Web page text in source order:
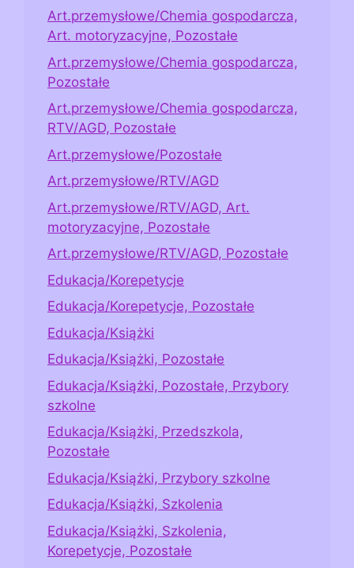
Art.przemysłowe/Chemia gospodarcza,
Art. motoryzacyjne, Pozostałe
Art.przemysłowe/Chemia gospodarcza,
Pozostałe
Art.przemysłowe/Chemia gospodarcza,
RTV/AGD, Pozostałe
Art.przemysłowe/Pozostałe
Art.przemysłowe/RTV/AGD
Art.przemysłowe/RTV/AGD, Art.
motoryzacyjne, Pozostałe
Art.przemysłowe/RTV/AGD, Pozostałe
Edukacja/Korepetycje
Edukacja/Korepetycje, Pozostałe
Edukacja/Książki
Edukacja/Książki, Pozostałe
Edukacja/Książki, Pozostałe, Przybory
szkolne
Edukacja/Książki, Przedszkola,
Pozostałe
Edukacja/Książki, Przybory szkolne
Edukacja/Książki, Szkolenia
Edukacja/Książki, Szkolenia,
Korepetycje, Pozostałe